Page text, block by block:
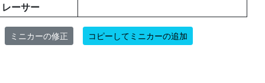
レーサー
ミニカーの修正 コピーしてミニカーの追加